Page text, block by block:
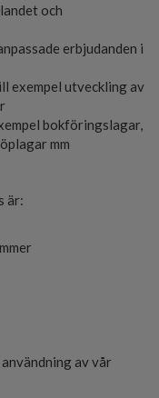
och
erbjudanden i
exempel utveckling av
bokföringslagar,
mm
är:
av vår